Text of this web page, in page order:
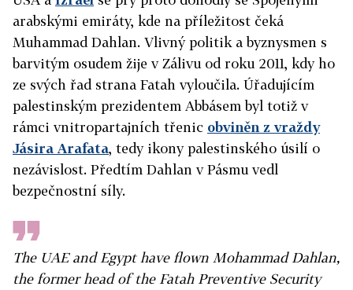
arabskými emiráty, kde na příležitost čeká
Muhammad Dahlan. Vlivný politik a byznysmen s
barvitým osudem žije v Zálivu od roku 2011, kdy ho
ze svých řad strana Fatah vyloučila. Úřadujícím
palestinským prezidentem Abbásem byl totiž v
rámci vnitropartajních třenic obviněn z vraždy
Jásira Arafata, tedy ikony palestinského úsilí o
nezávislost. Předtím Dahlan v Pásmu vedl
bezpečnostní síly.
The UAE and Egypt have flown Mohammad Dahlan,
the former head of the Fatah Preventive Security